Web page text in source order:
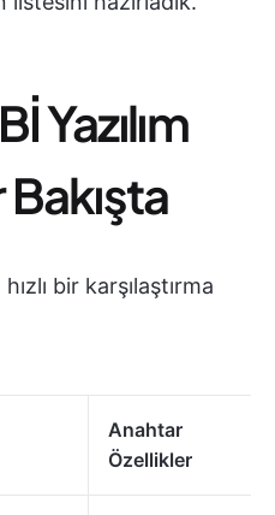
Yazılım
bir karşılaştırma
Anahtar
Özellikler